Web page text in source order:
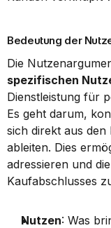
Bedeutung der
spezifischen
Dienstleistung für
Es geht darum,
sich direkt aus den
ableiten. Dies
adressieren und
Kaufabschlusses
Nutzen: Was